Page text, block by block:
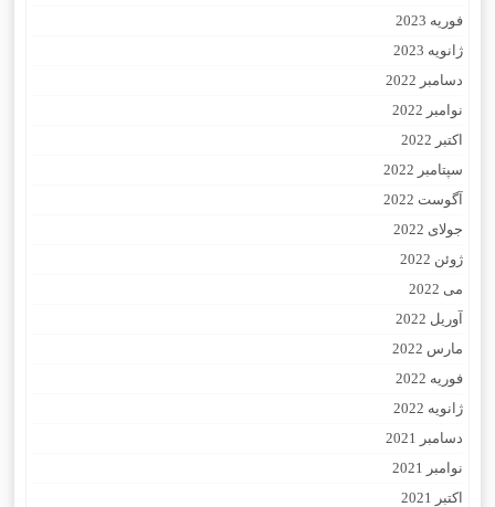
فوریه 2023
ژانویه 2023
دسامبر 2022
نوامبر 2022
اکتبر 2022
سپتامبر 2022
آگوست 2022
جولای 2022
ژوئن 2022
می 2022
آوریل 2022
مارس 2022
فوریه 2022
ژانویه 2022
دسامبر 2021
نوامبر 2021
اکتبر 2021